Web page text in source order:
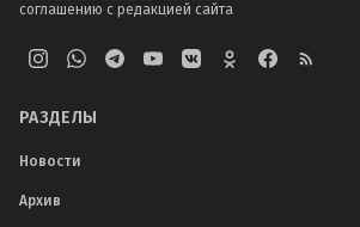
соглашению с редакцией сайта
РАЗДЕЛЫ
Новости
Архив